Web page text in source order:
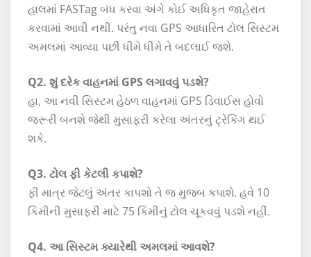
હાલમાં FASTag બંધ કરવા અંગે કોઈ અધિકૃત જાહેરાત
કરવામાં આવી નથી. પરંતુ નવા GPS આધારિત ટોલ સિસ્ટમ
અમલમાં આવ્યા પછી ધીમે ધીમે તે બદલાઈ જશે.
Q2. શું દરેક વાહનમાં GPS લગાવવું પડશે?
હા, આ નવી સિસ્ટમ હેઠળ વાહનમાં GPS ડિવાઈસ હોવો
જરૂરી બનશે જેથી મુસાફરી કરેલા અંતરનું ટ્રેકિંગ થઈ
શકે.
Q3. ટોલ ફી કેટલી કપાશે?
ફી માત્ર જેટલું અંતર કાપશો તે જ મુજબ કપાશે. હવે 10
કિમીની મુસાફરી માટે 75 કિમીનું ટોલ ચૂકવવું પડશે નહીં.
Q4. આ સિસ્ટમ ક્યારેથી અમલમાં આવશે?